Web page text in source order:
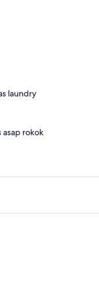
laundry
asap rokok